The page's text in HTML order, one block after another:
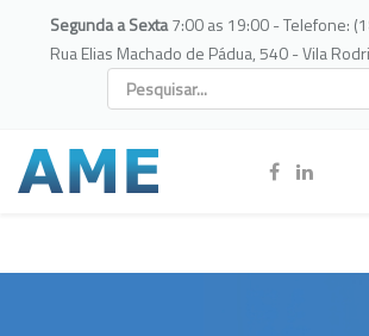
Segunda a Sexta7:00 as 19:00 - Telefone:
Rua Elias Machado de Pádua, 540 - Vila